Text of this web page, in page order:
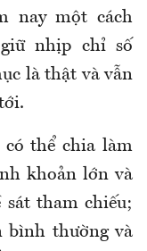
nay một cách
nhịp chỉ số
là thật và vẫn
có thể chia làm
khoản lớn và
sát tham chiếu;
bình thường và